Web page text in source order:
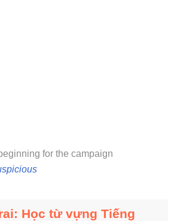
for the campaign
Học từ vựng Tiếng